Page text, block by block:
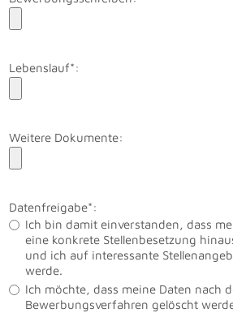
Lebenslauf*:
Weitere Dokumente:
Datenfreigabe*:
Ich bin damit einverstanden, dass
eine konkrete Stellenbesetzung
und ich auf interessante
werde.
Ich möchte, dass meine Daten nach
Bewerbungsverfahren gelöscht